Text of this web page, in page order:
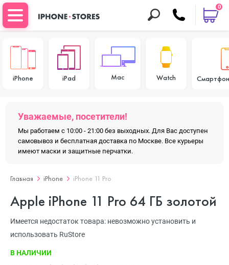
0
iPhone iPad Mac Watch
Уважаемые, посетители!
Мы работаем с 10:00 - 21:00 без выходных. Для Вас доступен
самовывоз и бесплатная доставка по Москве. Все курьеры
имеют маски и защитные перчатки.
Главная iPhone iPhone 11 Pro
Apple iPhone 11 Pro 64 ГБ золотой
Имеется недостаток товара: невозможно установить и
использовать RuStore
В НАЛИЧИИ